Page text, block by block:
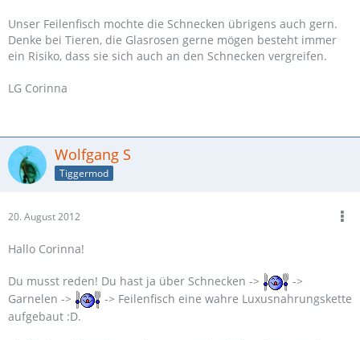
Unser Feilenfisch mochte die Schnecken übrigens auch gern.
Denke bei Tieren, die Glasrosen gerne mögen besteht immer
ein Risiko, dass sie sich auch an den Schnecken vergreifen.
LG Corinna
Wolfgang S
Tiggermod
20. August 2012
Hallo Corinna!
Du musst reden! Du hast ja über Schnecken ->
->
Garnelen ->
-> Feilenfisch eine wahre Luxusnahrungskette
aufgebaut :D.